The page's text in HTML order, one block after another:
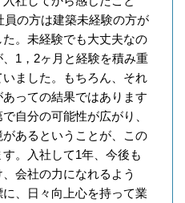
の方は建築未経験の方が
。未経験でも大丈夫なの
1，2ヶ月と経験を積み重
ました。もちろん、それ
っての結果ではあります
自分の可能性が広がり、
あるということが、この
。入社して1年、今後も
会社の力になれるよう
に、日々向上心を持って業